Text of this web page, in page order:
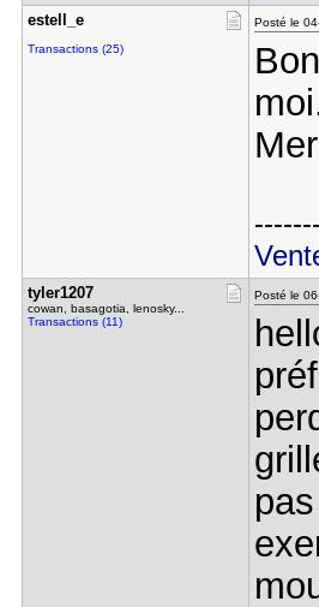
estell_e
Transactions (25)
Posté le
tyler1207
cowan, basagotia, lenosky...
Transactions (11)
Posté le